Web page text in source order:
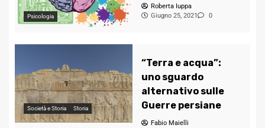
Psicologia
Roberta Iuppa
Giugno 25, 2021
0
Società e Storia Storia
“Terra e acqua”:
uno sguardo
alternativo sulle
Guerre persiane
Fabio Maielli